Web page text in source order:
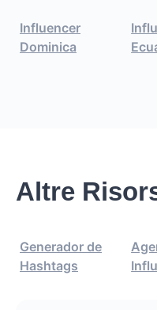
Influencer
Dominica
Altre
Generador de
Hashtags